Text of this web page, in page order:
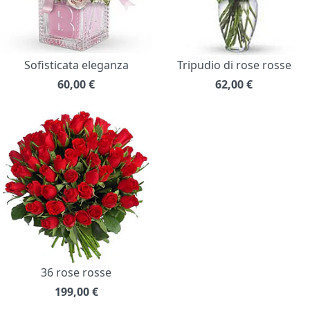
Sofisticata eleganza
60,00€
Tripudio di rose rosse
62,00€
36 rose rosse
199,00 €